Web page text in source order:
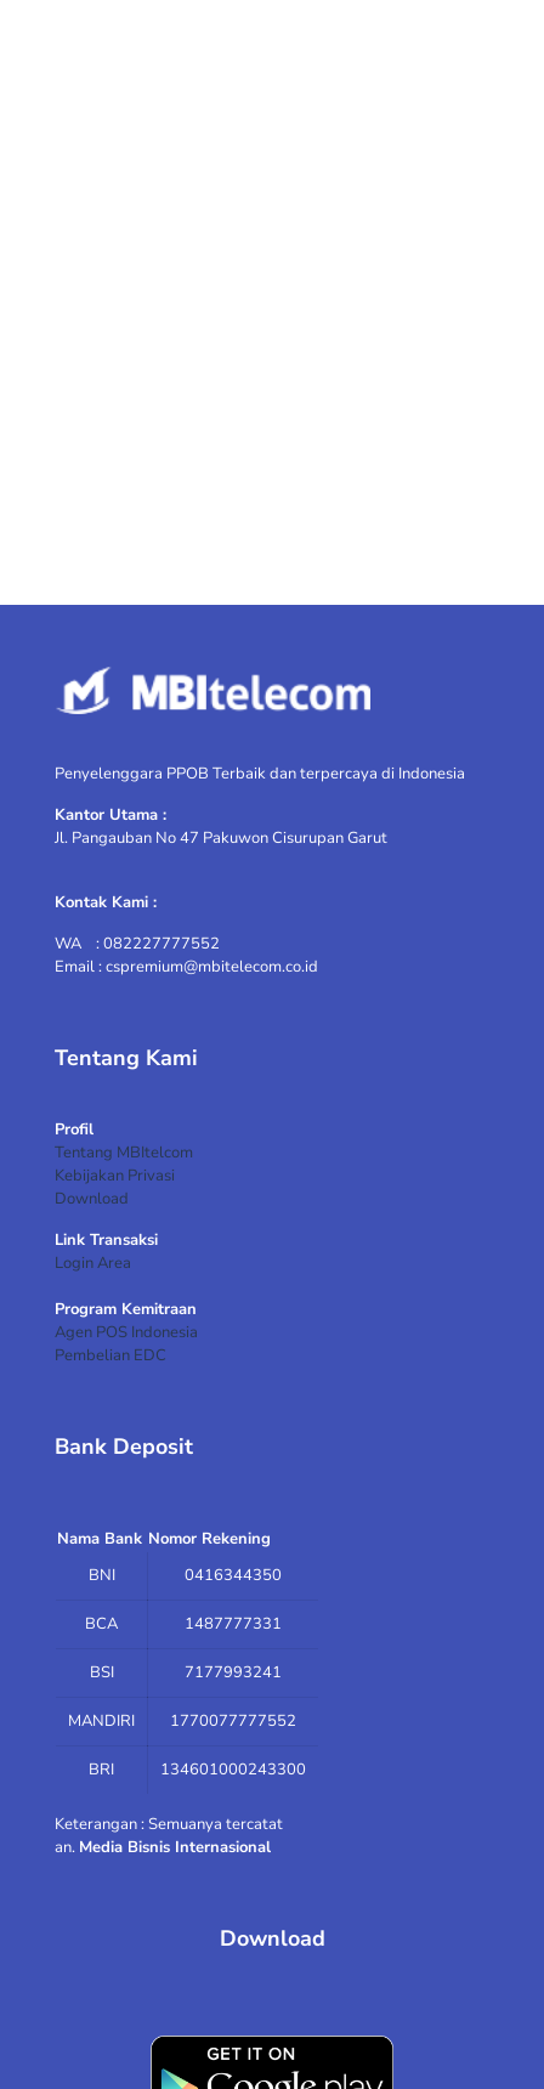
Penyelenggara PPOB Terbaik dan terpercaya di Indonesia
Kantor Utama :
Jl. Pangauban No 47 Pakuwon Cisurupan Garut
Kontak Kami :
WA : 082227777552
Email : cspremium@mbitelecom.co.id
Tentang Kami
Profil
Tentang MBItelcom
Kebijakan Privasi
Download
Link Transaksi
Login Area
Program Kemitraan
Agen POS Indonesia
Pembelian EDC
Bank Deposit
Nama Bank Nomor Rekening
BNI
0416344350
BCA 1487777331
BSI 7177993241
MANDIRI 1770077777552
BRI 134601000243300
Keterangan : Semuanya tercatat
an. Media Bisnis Internasional
Download